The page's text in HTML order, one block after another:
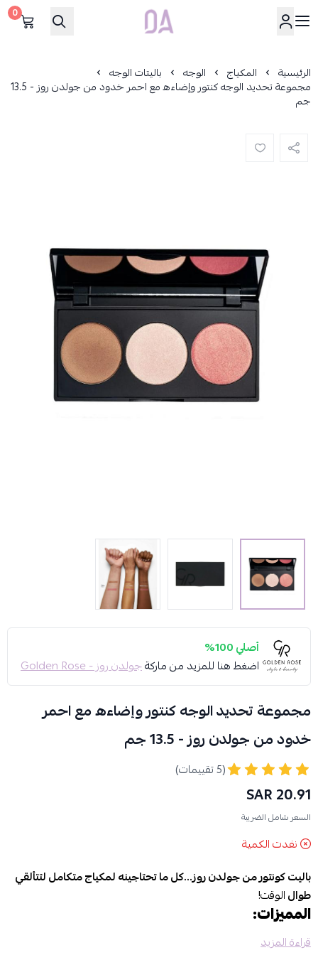
Dar Alamirat
0
الرئيسية المكياج الوجه باليتات الوجه
مجموعة تحديد الوجه كنتور وإضاءه مع احمر خدود من جولدن روز - 13.5
جم
أصلي 100%
اضغط هنا للمزيد من ماركةجولدن روز - Golden Rose
مجموعة تحديد الوجه كنتور وإضاءه مع احمر
خدود من جولدن روز - 13.5 جم
(5 تقييمات)
20.91 SAR
السعر شامل الضريبة
نفدت الكمية
باليت كونتور من جولدن روز…كل ما تحتاجينه لمكياج متكامل لتتألقي
طوالالوقت!
المميزات:
3 وظائف في منتج واحد
قراءة المزيد